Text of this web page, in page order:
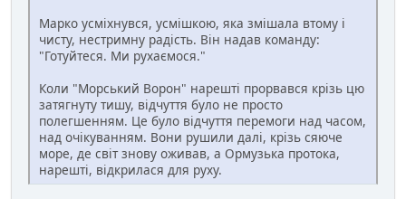
Марко усміхнувся, усмішкою, яка змішала втому і
чисту, нестримну радість. Він надав команду:
"Готуйтеся. Ми рухаємося."
Коли "Морський Ворон" нарешті прорвався крізь цю
затягнуту тишу, відчуття було не просто
полегшенням. Це було відчуття перемоги над часом,
над очікуванням. Вони рушили далі, крізь сяюче
море, де світ знову оживав, а Ормузька протока,
нарешті, відкрилася для руху.